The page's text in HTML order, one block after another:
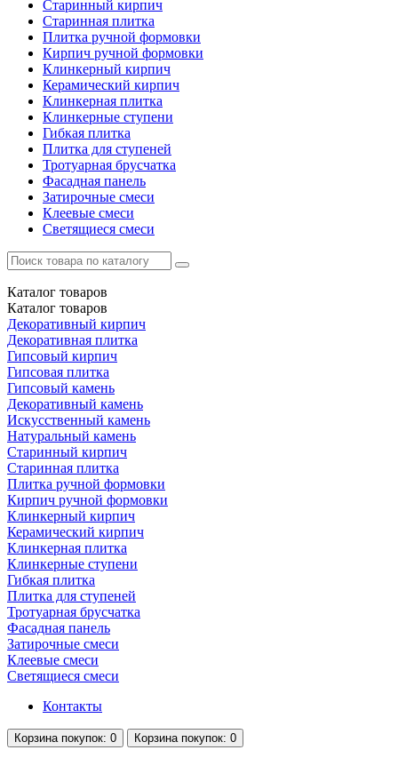
Старинный кирпич
Старинная плитка
Плитка ручной формовки
Кирпич ручной формовки
Клинкерный кирпич
Керамический кирпич
Клинкерная плитка
Клинкерные ступени
Гибкая плитка
Плитка для ступеней
Тротуарная брусчатка
Фасадная панель
Затирочные смеси
Клеевые смеси
Светящиеся смеси
Каталог товаров
Каталог товаров
Декоративный кирпич
Декоративная плитка
Гипсовый кирпич
Гипсовая плитка
Гипсовый камень
Декоративный камень
Искусственный камень
Натуральный камень
Старинный кирпич
Старинная плитка
Плитка ручной формовки
Кирпич ручной формовки
Клинкерный кирпич
Керамический кирпич
Клинкерная плитка
Клинкерные ступени
Гибкая плитка
Плитка для ступеней
Тротуарная брусчатка
Фасадная панель
Затирочные смеси
Клеевые смеси
Светящиеся смеси
Контакты
Корзина покупок: 0 Корзина покупок: 0